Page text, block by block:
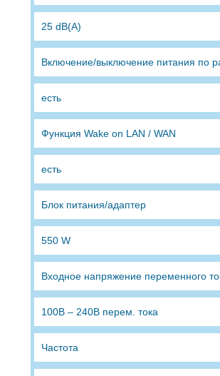
25 dB(A)
Включение/выключение питания по
есть
Функция Wake on LAN / WAN
есть
Блок питания/адаптер
550 W
Входное напряжение переменного
100В – 240В перем. тока
Частота